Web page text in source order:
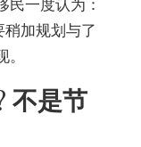
稍加规划与了
不是节